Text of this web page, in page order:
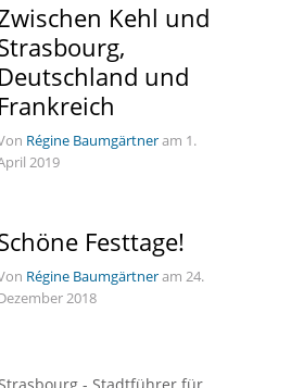
Kehl und
Deutschland und
Frankreich
Régine Baumgärtneram 1.
2019
Festtage!
Régine Baumgärtneram 24.
2018